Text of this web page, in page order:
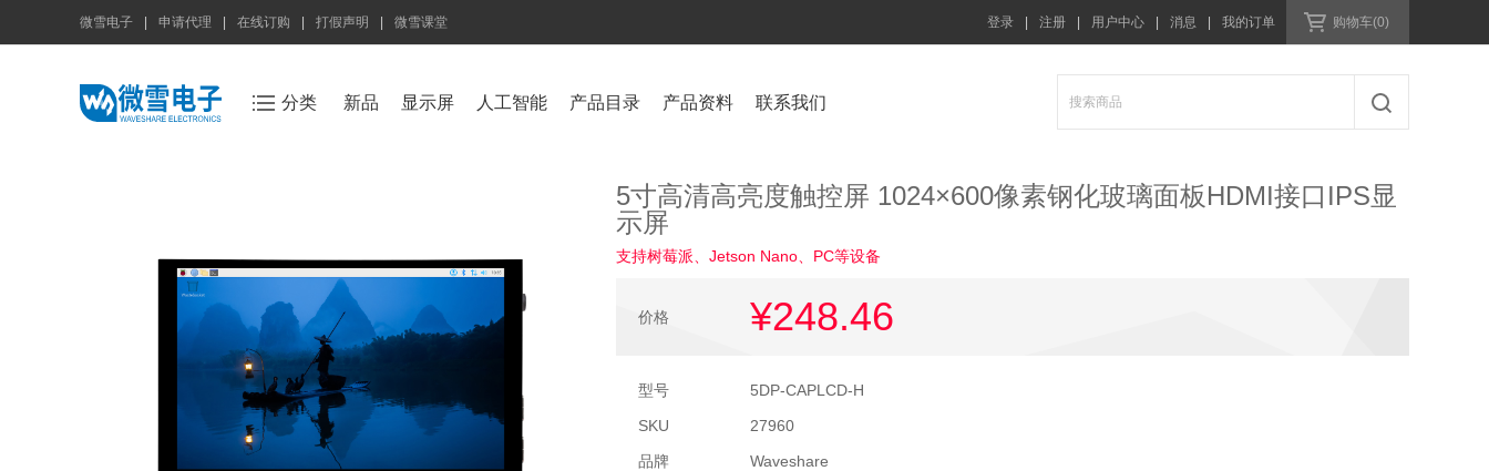
微雪电子 申请代理 在线订购 打假声明 微雪课堂 登录 注册 用户中心 消息 我的订单 购物车(0)
分类 新品 显示屏 人工智能 产品目录 产品资料 联系我们
5寸高清高亮度触控屏 1024×600像素钢化玻璃面板HDMI接口IPS显
示屏
支持树莓派、Jetson Nano、PC等设备
价格 ¥248.46
型号
5DP-CAPLCD-H
SKU
27960
品牌
Waveshare